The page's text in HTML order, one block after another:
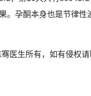
。孕酮本身也是节律
医生所有，如有侵权